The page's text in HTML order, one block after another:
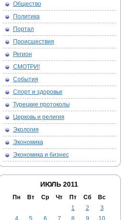
Общество
Политика
Портал
Происшествия
Регион
СМОТРИ!
События
Спорт и здоровье
Турецкие протоколы
Церковь и религия
Экология
Экономика
Экономика и бизнес
ИЮЛЬ 2011
Пн Вт Ср Чт Пт Сб Вс
1 2
3
4
5 6 7 8 9
10